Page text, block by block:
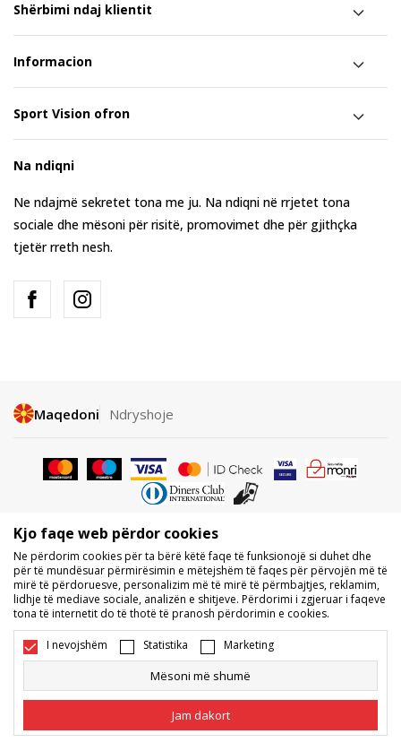
Shërbimi ndaj klientit
Informacion
Sport Vision ofron
Na ndiqni
Ne ndajmë sekretet tona me ju. Na ndiqni në rrjetet tona
sociale dhe mësoni për risitë, promovimet dhe për gjithçka
tjetër rreth nesh.
Maqedoni Ndryshoje
Nuk lejohet shkarkimi ose përdorimi i përmbajtjes nga faqet e internetit
të BDS.MK, pjesërisht ose tërësisht, dhe i referohet logove, markave
tregtare, përmbajtjes komerciale, as caktimi i tyre palëve të treta,
publikimi i tyre publikisht ose përdorimi i tyre për ndonjë për qëllime, pa
pëlqimin me shkrim të BDS.MK DOOEL.
Ne përpiqemi të jemi sa më të saktë në përshkrimin e produktit, foton
dhe vetë çmimin, por nuk mund të garantojmë që të gjitha informacionet
të jenë të plota dhe pa gabime. Të gjitha produktet e shfaqura në faqe
janë pjesë e ofertës sonë, por nuk kuptohet që ato duhet të jenë të
disponueshme gjatë gjithë kohës. Disponueshmërinë e produkteve mund
ta kontrolloni edhe në numrin e telefonit 02 3055 222.
, Duke krijuarNB SOFT
rezervuara.
Kjo faqe web përdor cookies
Ne përdorim cookies për ta bërë këtë faqe të funksionojë si duhet dhe
për të mundësuar përmirësimin e mëtejshëm të faqes për përvojën më të
mirë të përdoruesve, personalizim më të mirë të përmbajtjes, reklamim,
lidhje të mediave sociale, analizën e shitjeve. Përdorimi i zgjeruar i faqeve
tona të internetit do të thotë të pranosh përdorimin e cookies.
I nevojshëm Statistika Marketing
Mësoni më shumë
Jam dakort